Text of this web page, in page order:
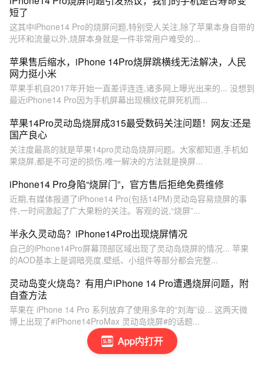
App内打开
短了
这其中iPhone14 Pro的烧屏问题,特别受人关注,除了苹果本身自带的
光环和流量以外,烧屏本身就是一件非常用户难受的...
苹果售后缩水，iPhone 14Pro烧屏跳横线无法解决，人民
网力挺小米
苹果手机自2017年开始一直差评连连,诸多网上曝光出来的... 没想到
最近iPhone14 Pro因为手机屏幕出现横纹花屏死机而...
苹果14Pro灵动岛烧屏成315最受数码关注问题！网友:还是
国产良心
关注度最高的就是苹果14pro灵动岛烧屏问题。大家都知道,手机如
果烧屏,都是不可逆的损伤,唯一解决的方法就是换屏...
iPhone14 Pro身陷“烧屏门”，官方售后拒绝免费维修
近期,有媒体报道了iPhone14 Pro(包括14PM)灵动岛容易烧屏的事
件,一时间激起了广大果粉的关注。客观的说,“烧屏”...
半永久灵动岛？iPhone14Pro出现烧屏情况
自己的iPhone14Pro屏幕顶部区域出现了灵动岛烧屏的情况... 苹果
的AOD基本上是调暗亮度,壁纸、小组件等部分都会完整...
灵动岛变火烧岛？有用户iPhone 14 Pro遭遇烧屏问题，附
自查方法
苹果在 iPhone 14 Pro 系列放弃了使用多年的“刘海”设... 这两天微
博上出现了#iPhone14ProMax 灵动岛烧屏#的话题...